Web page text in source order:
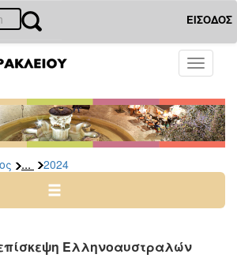
ΕΙΣΟΔΟΣ
Toggle
... 2024
Ελληνοαυστραλών